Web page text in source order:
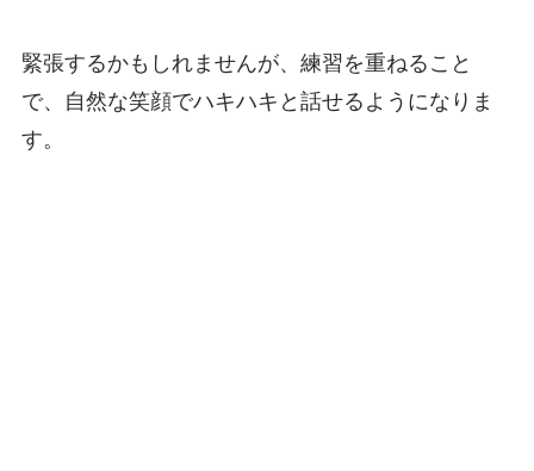
緊張するかもしれませんが、練習を重ねること
で、自然な笑顔でハキハキと話せるようになりま
す。